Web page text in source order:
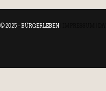
© 2025 - BÜRGERLEBEN